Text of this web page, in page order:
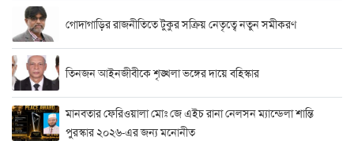
গোদাগাড়ির রাজনীতিতে টুকুর সক্রিয় নেতৃত্বে নতুন সমীকরণ
তিনজন আইনজীবীকে শৃঙ্খলা ভঙ্গের দায়ে বহিস্কার
মানবতার ফেরিওয়ালা মোঃ জে এইচ রানা নেলসন ম্যান্ডেলা শান্তি
পুরস্কার ২০২৬-এর জন্য মনোনীত